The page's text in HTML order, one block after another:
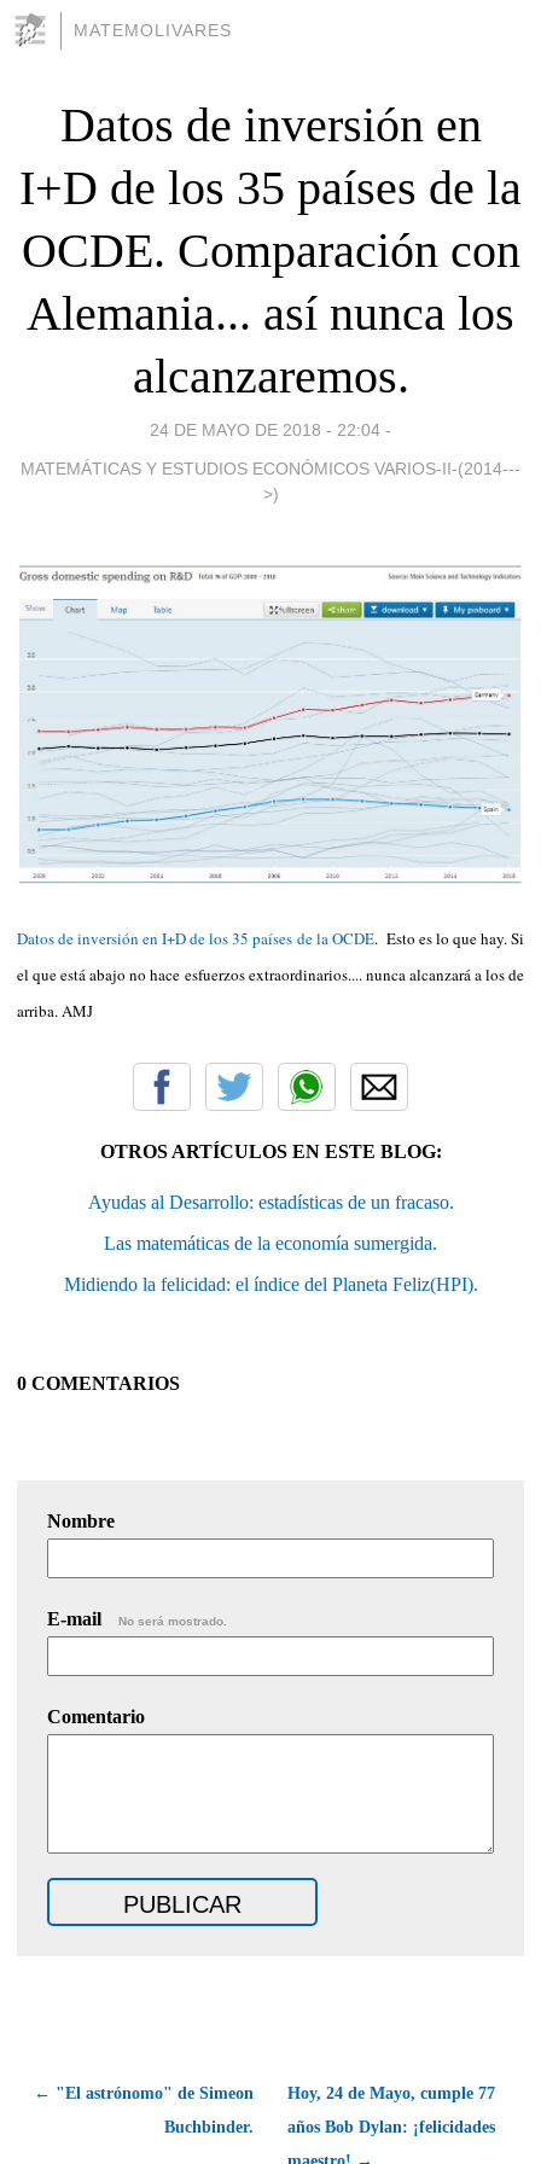
MATEMOLIVARES
Datos de inversión en
I+D de los 35 países de la
OCDE. Comparación con
Alemania... así nunca los
alcanzaremos.
24 DE MAYO DE 2018 - 22:04 -
MATEMÁTICAS Y ESTUDIOS ECONÓMICOS VARIOS-II-(2014---
>)
Datos de inversión en I+D de los 35 países de la OCDE. Esto es lo que hay. Si
el que está abajo no hace esfuerzos extraordinarios.... nunca alcanzará a los de
arriba. AMJ
OTROS ARTÍCULOS EN ESTE BLOG:
Ayudas al Desarrollo: estadísticas de un fracaso.
Las matemáticas de la economía sumergida.
Midiendo la felicidad: el índice del Planeta Feliz(HPI).
0 COMENTARIOS
Nombre
E-mail No será mostrado.
Comentario
← "El astrónomo" de Simeon
Buchbinder.
Hoy, 24 de Mayo, cumple 77
años Bob Dylan: ¡felicidades